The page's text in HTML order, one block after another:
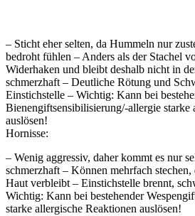
– Sticht eher selten, da Hummeln nur
bedroht fühlen – Anders als der Stachel
Widerhaken und bleibt deshalb nicht in
schmerzhaft – Deutliche Rötung und
Einstichstelle – Wichtig: Kann bei
Bienengiftsensibilisierung/-allergie starke
auslösen!
Hornisse:
– Wenig aggressiv, daher kommt es nur
schmerzhaft – Können mehrfach
Haut verbleibt – Einstichstelle brennt,
Wichtig: Kann bei bestehender
starke allergische Reaktionen auslösen!